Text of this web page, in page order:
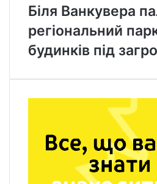
Біля Ванкувера
регіональний
будинків під